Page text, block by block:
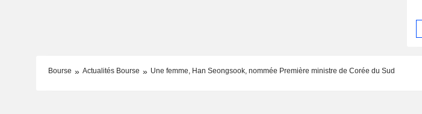
Bourse Actualités Bourse Une femme, Han Seongsook, nommée Première ministre de Corée du Sud